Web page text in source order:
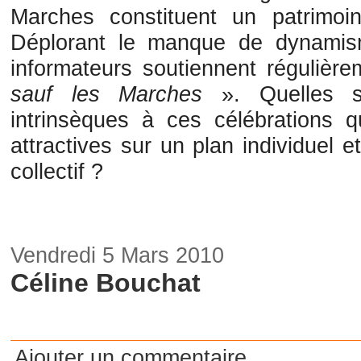
Marches constituent un
Déplorant le manque de
informateurs soutiennent
sauf les Marches ». Quelles
intrinsèques à ces célébrations
attractives sur un plan individuel
collectif ?
Vendredi 5 Mars 2010
Céline Bouchat